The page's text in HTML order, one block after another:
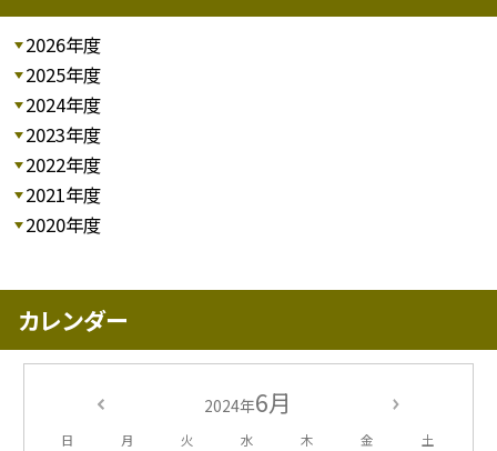
2026年度
2025年度
2024年度
2023年度
2022年度
2021年度
2020年度
カレンダー
2024年6月
日 月 火 水 木 金 土